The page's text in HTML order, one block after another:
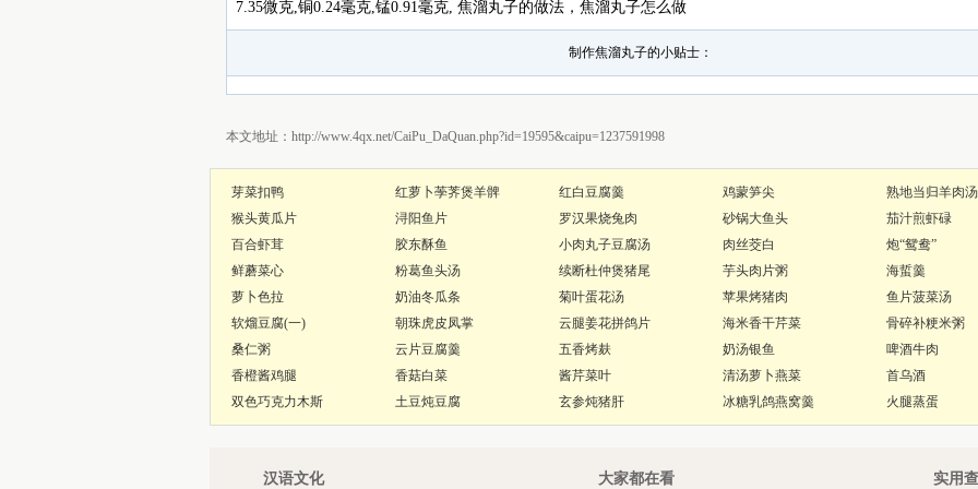
7.35微克,铜0.24毫克,锰0.91毫克, 焦溜丸子的做法，焦溜丸子怎么做
制作焦溜丸子的小贴士：
本文地址：http://www.4qx.net/CaiPu_DaQuan.php?id=19595&caipu=1237591998
芽菜扣鸭 红萝卜荸荠煲羊髀 红白豆腐羹 鸡蒙笋尖
熟地当归羊肉汤
猴头黄瓜片
浔阳鱼片 罗汉果烧兔肉 砂锅大鱼头
茄汁煎虾碌
百合虾茸
胶东酥鱼 小肉丸子豆腐汤 肉丝茭白
炮“鸳鸯”
鲜蘑菜心
粉葛鱼头汤 续断杜仲煲猪尾 芋头肉片粥
海蜇羹
萝卜色拉
奶油冬瓜条 菊叶蛋花汤 苹果烤猪肉
鱼片菠菜汤
软熘豆腐(一)
朝珠虎皮凤掌 云腿姜花拼鸽片 海米香干芹菜
骨碎补粳米粥
桑仁粥
云片豆腐羹 五香烤麸 奶汤银鱼
啤酒牛肉
香橙酱鸡腿
香菇白菜 酱芹菜叶 清汤萝卜燕菜
首乌酒
双色巧克力木斯
土豆炖豆腐 玄参炖猪肝 冰糖乳鸽燕窝羹 火腿蒸蛋
汉语文化 大家都在看 实用